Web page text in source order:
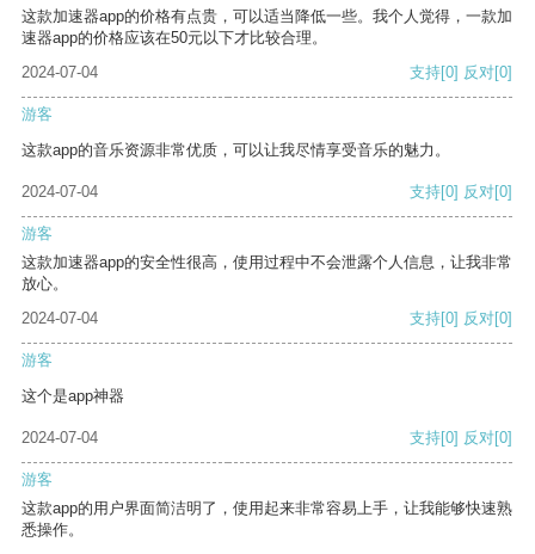
这款加速器app的价格有点贵，可以适当降低一些。我个人觉得，一款加
速器app的价格应该在50元以下才比较合理。
2024-07-04
支持[0] 反对[0]
游客
这款app的音乐资源非常优质，可以让我尽情享受音乐的魅力。
2024-07-04 支持[0] 反对[0]
游客
这款加速器app的安全性很高，使用过程中不会泄露个人信息，让我非常
放心。
2024-07-04
支持[0] 反对[0]
游客
这个是app神器
2024-07-04 支持[0] 反对[0]
游客
这款app的用户界面简洁明了，使用起来非常容易上手，让我能够快速熟
悉操作。